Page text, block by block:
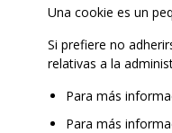
Una cookie es un
Si prefiere no
relativas a la
Para más
Para más